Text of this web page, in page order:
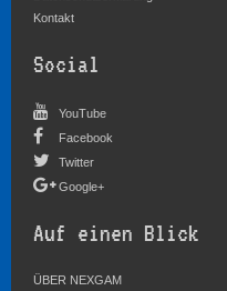
Kontakt
Social
YouTube
Facebook
Twitter
Google+
Auf einen Blick
ÜBER NEXGAM